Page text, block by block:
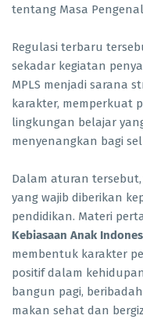
tentang Masa
Regulasi terbaru
sekadar kegiatan
MPLS menjadi sarana
karakter, memperkuat
lingkungan belajar
menyenangkan bagi
Dalam aturan
yang wajib diberikan
pendidikan. Materi
Kebiasaan Anak
membentuk karakter
positif dalam
bangun pagi,
makan sehat dan